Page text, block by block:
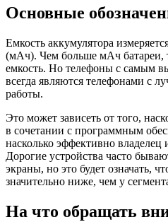
Основные
Емкость аккумулятора
(мАч). Чем больше мАч батареи,
емкость. Но телефоны с самым
всегда являются телефонами с
работы.
Это может зависеть от того,
в сочетании с программным
насколько эффективно владелец
Дорогие устройства часто
экраны, но это будет означать,
значительно ниже, чем у
На что обращать